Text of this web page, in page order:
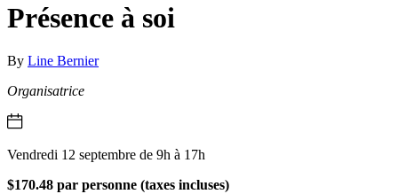
Présence à soi
By Line Bernier
Organisatrice
Vendredi 12 septembre de 9h à 17h
$170.48 par personne (taxes incluses)